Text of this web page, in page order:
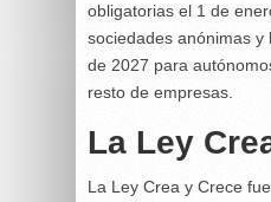
obligatorias el 1 de
sociedades anónimas y
de 2027 para
resto de empresas.
La Ley
La Ley Crea y Crece